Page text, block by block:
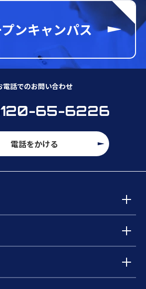
ンキャンパス
電話でのお問い合わせ
65-6226
電話をかける